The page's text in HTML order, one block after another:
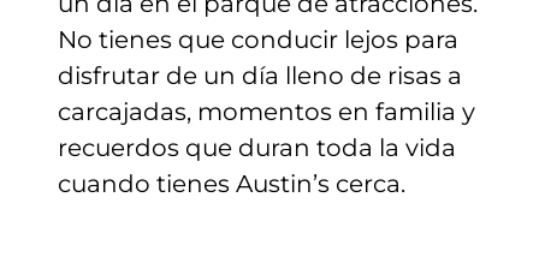
No tienes que conducir lejos para
disfrutar de un día lleno de risas a
carcajadas, momentos en familia y
recuerdos que duran toda la vida
cuando tienes Austin’s cerca.